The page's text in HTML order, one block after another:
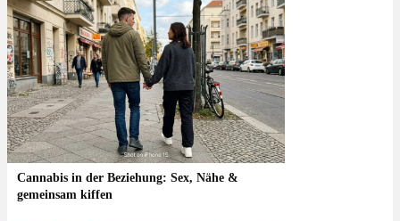
Cannabis in der Beziehung: Sex, Nähe &
gemeinsam kiffen